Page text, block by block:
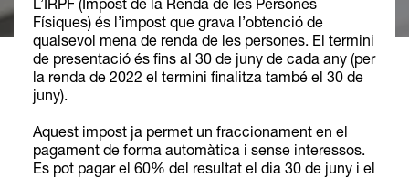
L’IRPF (Impost de la Renda de les Persones
Físiques) és l’impost que grava l’obtenció de
qualsevol mena de renda de les persones. El termini
de presentació és fins al 30 de juny de cada any (per
la renda de 2022 el termini finalitza també el 30 de
juny).
Aquest impost ja permet un fraccionament en el
pagament de forma automàtica i sense interessos.
Es pot pagar el 60% del resultat el dia 30 de juny i el